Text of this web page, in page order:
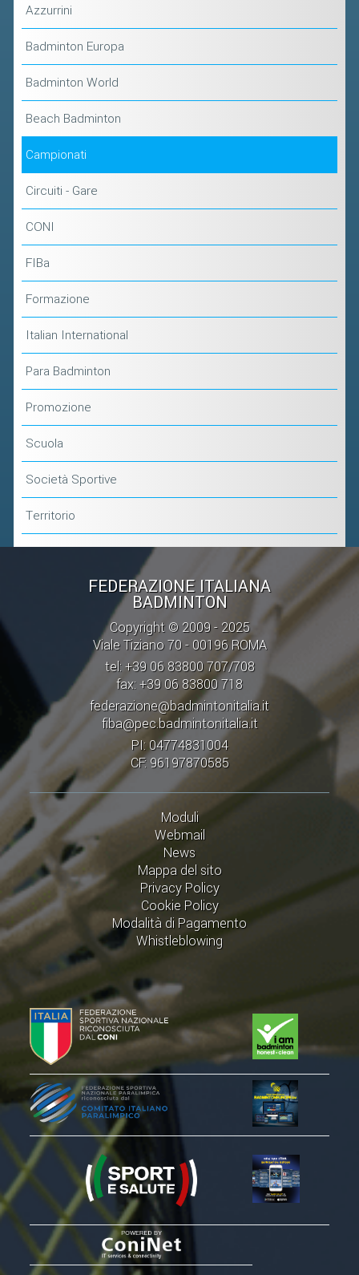
Azzurrini
Badminton Europa
Badminton World
Beach Badminton
Campionati
Circuiti - Gare
CONI
FIBa
Formazione
Italian International
Para Badminton
Promozione
Scuola
Società Sportive
Territorio
FEDERAZIONE ITALIANA
BADMINTON
Copyright © 2009 - 2025
Viale Tiziano 70 - 00196 ROMA
tel: +39 06 83800 707/708
fax: +39 06 83800 718
federazione@badmintonitalia.it
fiba@pec.badmintonitalia.it
PI: 04774831004
CF: 96197870585
Moduli
Webmail
News
Mappa del sito
Privacy Policy
Cookie Policy
Modalità di Pagamento
Whistleblowing